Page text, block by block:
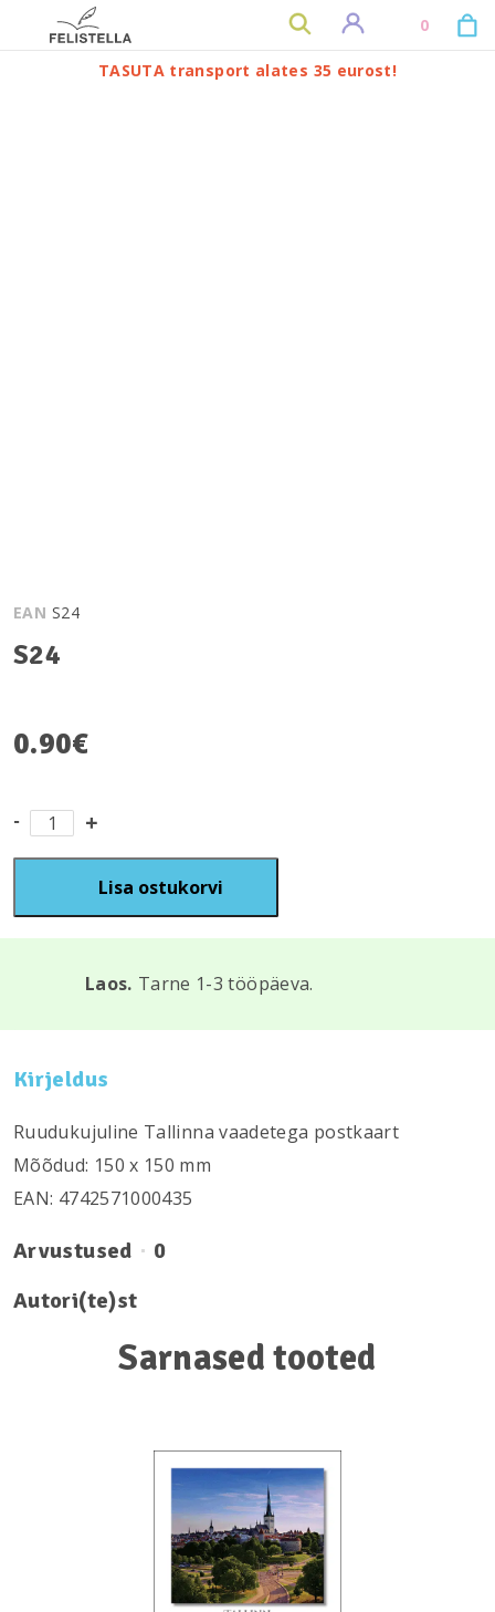
0
TASUTA transport alates 35 eurost!
EAN S24
S24
0.90€
S24
kogus
Lisa ostukorvi
Laos. Tarne 1-3 tööpäeva.
Kirjeldus
Ruudukujuline Tallinna vaadetega postkaart
Mõõdud: 150 х 150 mm
EAN: 4742571000435
Arvustused
0
Autori(te)st
Sarnased tooted